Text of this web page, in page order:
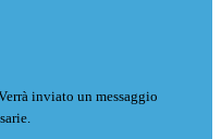
inviato un messaggio